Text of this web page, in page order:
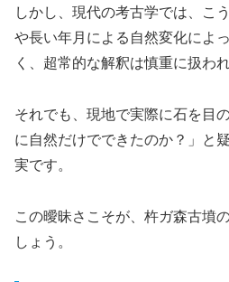
しかし、現代の考古学では、こ
や長い年月による自然変化によ
く、超常的な解釈は慎重に扱わ
それでも、現地で実際に石を目
に自然だけでできたのか？」と
実です。
この曖昧さこそが、杵ガ森古墳
しょう。